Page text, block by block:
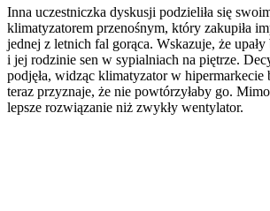
Inna uczestniczka dyskusji podzieliła się
klimatyzatorem przenośnym, który zakupiła
jednej z letnich fal gorąca. Wskazuje, że upały
i jej rodzinie sen w sypialniach na piętrze.
podjęła, widząc klimatyzator w
teraz przyznaje, że nie powtórzyłaby go.
lepsze rozwiązanie niż zwykły wentylator.